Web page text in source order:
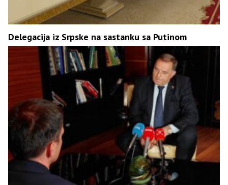
Delegacija iz Srpske na sastanku sa Putinom